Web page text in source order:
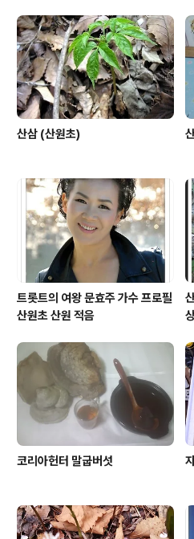
산삼 (산원초)
트롯트의 여왕 문효주 가수 프로필
산원초 산원 적음
코리아헌터 말굽버섯